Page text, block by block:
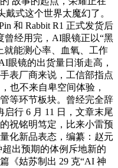
戴式这个世界太魔幻了。
和 Rabbit R1 正式发货后
曾经用完，AI眼镜正以“黑
就能测心率、血氧、工作
眼镜的出货量日渐走高，
表厂商来说，工信部指点
也不来自卑空间体验，
等环节板块。曾经完全辞
行 6 月 11 日，文章末尾
祝铭明笃定，比来小雷预
化新品表态，编纂：赵元
出预期的体例斥地新的
《姑苏制出 29 克“AI 神